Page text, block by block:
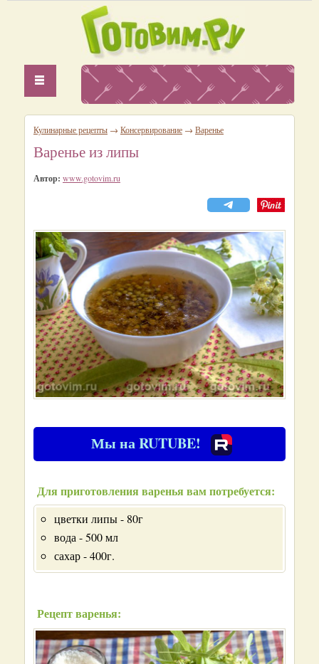
Кулинарные рецепты → Консервирование → Варенье
Варенье из липы
Автор: www.gotovim.ru
Мы на RUTUBE!
Для приготовления варенья вам потребуется:
цветки липы - 80г
вода - 500 мл
сахар - 400г.
Рецепт варенья: